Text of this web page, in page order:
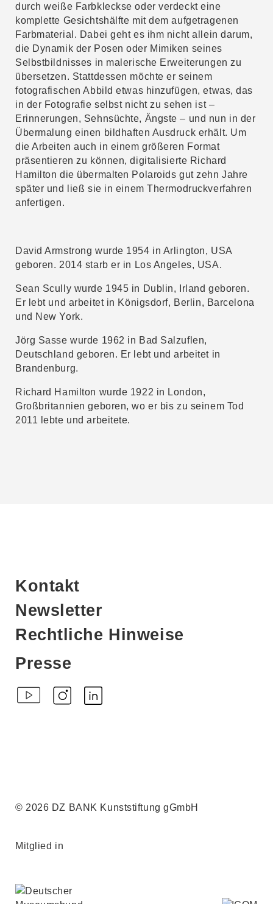
durch weiße Farbkleckse oder verdeckt eine
komplette Gesichtshälfte mit dem aufgetragenen
Farbmaterial. Dabei geht es ihm nicht allein darum,
die Dynamik der Posen oder Mimiken seines
Selbstbildnisses in malerische Erweiterungen zu
übersetzen. Stattdessen möchte er seinem
fotografischen Abbild etwas hinzufügen, etwas, das
in der Fotografie selbst nicht zu sehen ist –
Erinnerungen, Sehnsüchte, Ängste – und nun in der
Übermalung einen bildhaften Ausdruck erhält. Um
die Arbeiten auch in einem größeren Format
präsentieren zu können, digitalisierte Richard
Hamilton die übermalten Polaroids gut zehn Jahre
später und ließ sie in einem Thermodruckverfahren
anfertigen.
David Armstrong wurde 1954 in Arlington, USA
geboren. 2014 starb er in Los Angeles, USA.
Sean Scully wurde 1945 in Dublin, Irland geboren.
Er lebt und arbeitet in Königsdorf, Berlin, Barcelona
und New York.
Jörg Sasse wurde 1962 in Bad Salzuflen,
Deutschland geboren. Er lebt und arbeitet in
Brandenburg.
Richard Hamilton wurde 1922 in London,
Großbritannien geboren, wo er bis zu seinem Tod
2011 lebte und arbeitete.
Kontakt
Newsletter
Rechtliche Hinweise
Presse
© 2026 DZ BANK Kunststiftung gGmbH
Mitglied in